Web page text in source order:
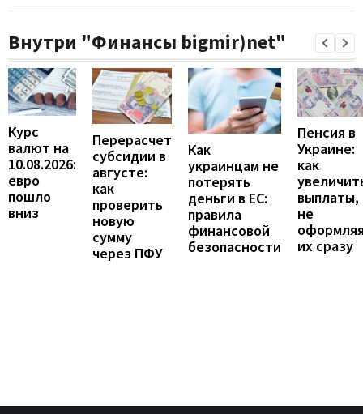
Внутри "Финансы bigmir)net"
Курс
валют на
10.08.2026:
евро
пошло
вниз
Перерасчет
субсидии в
августе:
как
проверить
новую
сумму
через ПФУ
Как
украинцам не
потерять
деньги в ЕС:
правила
финансовой
безопасности
Пенсия в
Украине:
как
выплаты,
не
их сразу